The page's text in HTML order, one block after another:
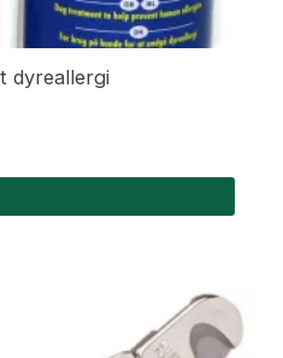
dyreallergi